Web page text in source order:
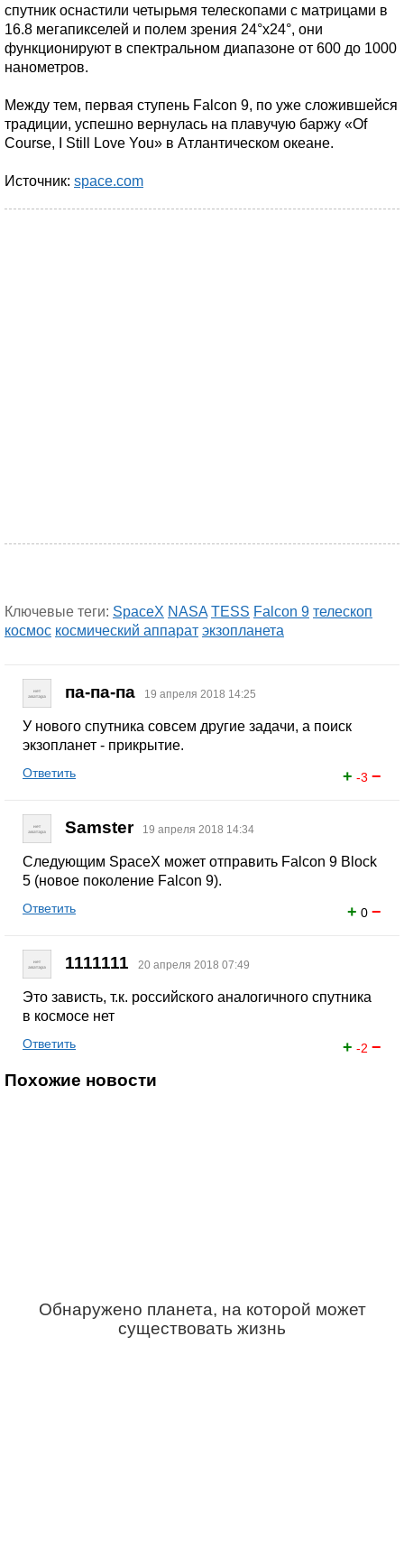
спутник оснастили четырьмя телескопами с матрицами в
16.8 мегапикселей и полем зрения 24°х24°, они
функционируют в спектральном диапазоне от 600 до 1000
нанометров.
Между тем, первая ступень Falcon 9, по уже сложившейся
традиции, успешно вернулась на плавучую баржу «Of
Course, I Still Love You» в Атлантическом океане.
Источник: space.com
Ключевые теги: SpaceX NASA TESS Falcon 9 телескоп
космос космический аппарат экзопланета
па-па-па 19 апреля 2018 14:25
У нового спутника совсем другие задачи, а поиск
экзопланет - прикрытие.
+ -3 −
Ответить
Samster 19 апреля 2018 14:34
Следующим SpaceX может отправить Falcon 9 Block
5 (новое поколение Falcon 9).
+ 0 −
Ответить
1111111 20 апреля 2018 07:49
Это зависть, т.к. российского аналогичного спутника
в космосе нет
+ -2 −
Ответить
Похожие новости
Обнаружено планета, на которой может
существовать жизнь